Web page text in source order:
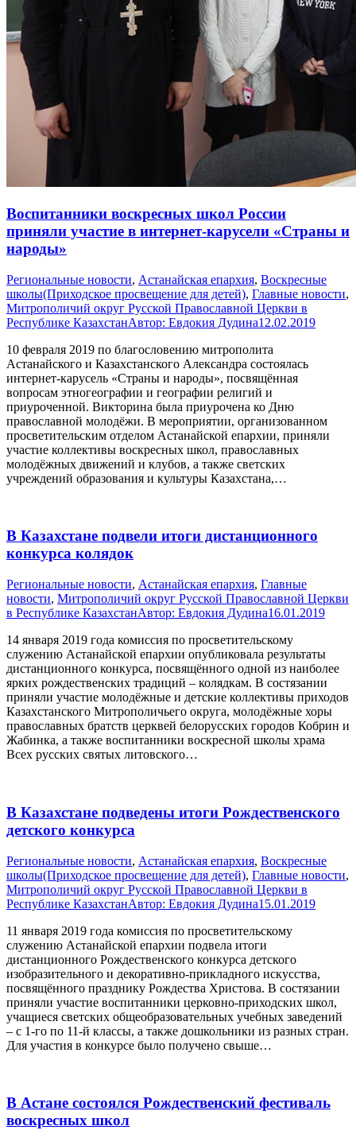
Воспитанники воскресных школ России
приняли участие в интернет-карусели «Страны и
народы»
Pегиональные новости, Астанайская епархия, Воскресные
школы(Приходское просвещение для детей), Главные новости,
Митрополичий округ Русской Православной Церкви в
Республике КазахстанАвтор: Евдокия Дудина12.02.2019
10 февраля 2019 по благословению митрополита
Астанайского и Казахстанского Александра состоялась
интернет-карусель «Страны и народы», посвящённая
вопросам этногеографии и географии религий и
приуроченной. Викторина была приурочена ко Дню
православной молодёжи. В мероприятии, организованном
просветительским отделом Астанайской епархии, приняли
участие коллективы воскресных школ, православных
молодёжных движений и клубов, а также светских
учреждений образования и культуры Казахстана,…
В Казахстане подвели итоги дистанционного
конкурса колядок
Pегиональные новости, Астанайская епархия, Главные
новости, Митрополичий округ Русской Православной Церкви
в Республике КазахстанАвтор: Евдокия Дудина16.01.2019
14 января 2019 года комиссия по просветительскому
служению Астанайской епархии опубликовала результаты
дистанционного конкурса, посвящённого одной из наиболее
ярких рождественских традиций – колядкам. В состязании
приняли участие молодёжные и детские коллективы приходов
Казахстанского Митрополичьего округа, молодёжные хоры
православных братств церквей белорусских городов Кобрин и
Жабинка, а также воспитанники воскресной школы храма
Всех русских святых литовского…
В Казахстане подведены итоги Рождественского
детского конкурса
Pегиональные новости, Астанайская епархия, Воскресные
школы(Приходское просвещение для детей), Главные новости,
Митрополичий округ Русской Православной Церкви в
Республике КазахстанАвтор: Евдокия Дудина15.01.2019
11 января 2019 года комиссия по просветительскому
служению Астанайской епархии подвела итоги
дистанционного Рождественского конкурса детского
изобразительного и декоративно-прикладного искусства,
посвящённого празднику Рождества Христова. В состязании
приняли участие воспитанники церковно-приходских школ,
учащиеся светских общеобразовательных учебных заведений
– с 1-го по 11-й классы, а также дошкольники из разных стран.
Для участия в конкурсе было получено свыше…
В Астане состоялся Рождественский фестиваль
воскресных школ